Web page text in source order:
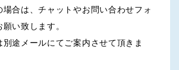
場合は、チャットやお問い合わせフォ
い致します。
途メールにてご案内させて頂きま